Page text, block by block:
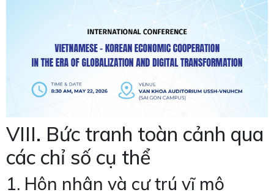
VIII. Bức tranh toàn cảnh qua
các chỉ số cụ thể
1. Hôn nhân và cư trú vĩ mô